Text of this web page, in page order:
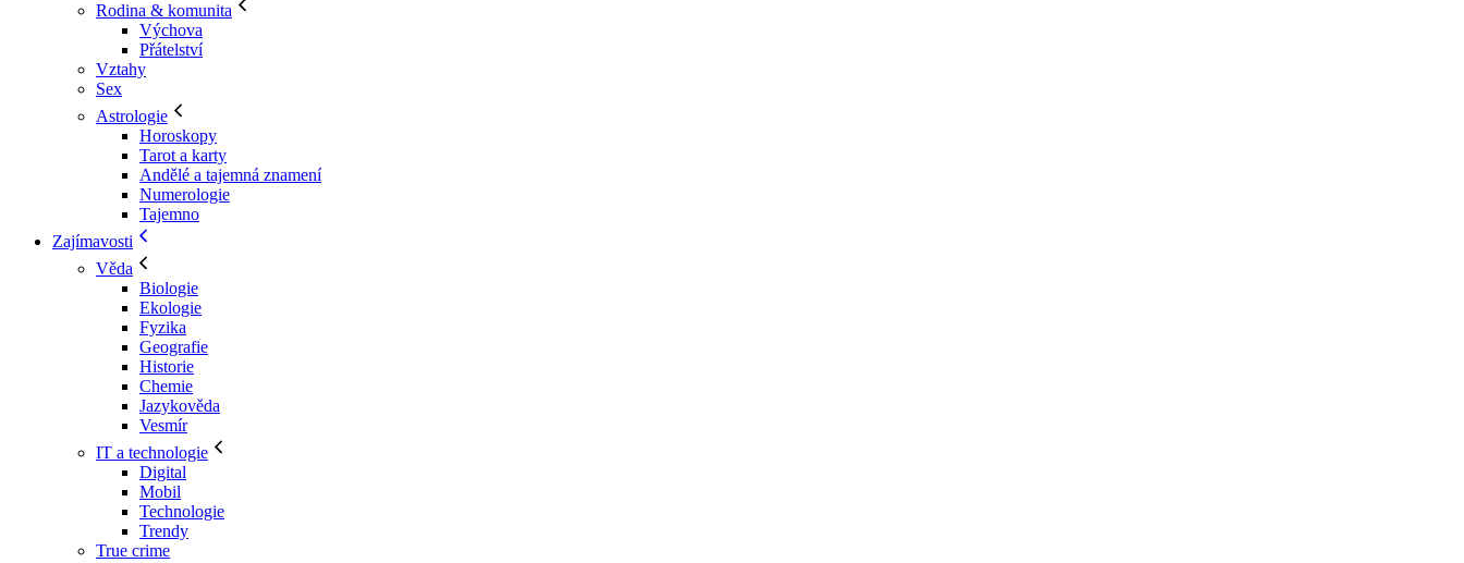
Rodina & komunita
Výchova
Přátelství
Vztahy
Sex
Astrologie
Horoskopy
Tarot a karty
Andělé a tajemná znamení
Numerologie
Tajemno
Zajímavosti
Věda
Biologie
Ekologie
Fyzika
Geografie
Historie
Chemie
Jazykověda
Vesmír
IT a technologie
Digital
Mobil
Technologie
Trendy
True crime